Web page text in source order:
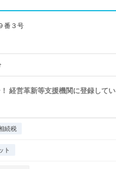
番３号
経営革新等支援機関に登録してい
続税
ト